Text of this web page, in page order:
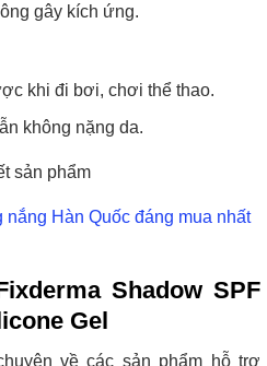
gây kích ứng.
khi đi bơi, chơi thể thao.
không nặng da.
sản phẩm
nắng Hàn Quốc đáng mua nhất
Shadow SPF
Gel
về các sản phẩm hỗ trợ